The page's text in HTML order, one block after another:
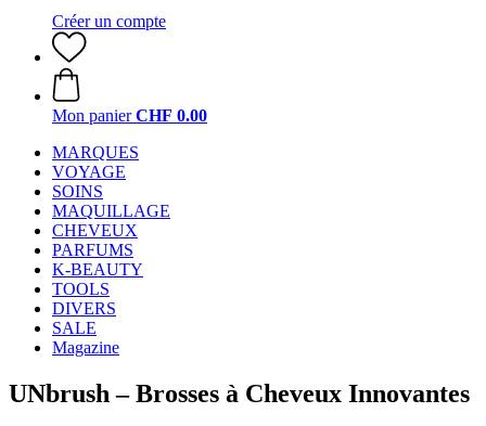
Créer un compte
Mon panier CHF 0.00
MARQUES
VOYAGE
SOINS
MAQUILLAGE
CHEVEUX
PARFUMS
K-BEAUTY
TOOLS
DIVERS
SALE
Magazine
UNbrush – Brosses à Cheveux Innovantes